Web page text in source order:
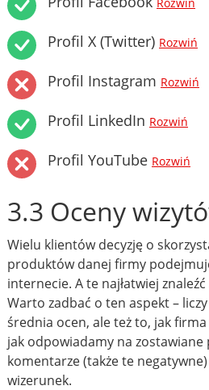
Rozwiń
Profil X (Twitter) Rozwiń
Profil Instagram Rozwiń
Profil LinkedIn Rozwiń
Profil YouTube Rozwiń
3.3 Oceny
Wielu klientów decyzję o
produktów danej firmy
internecie. A te najłatwiej
Warto zadbać o ten aspekt –
średnia ocen, ale też to, jak
jak odpowiadamy na zostawiane
komentarze (także te
wizerunek.